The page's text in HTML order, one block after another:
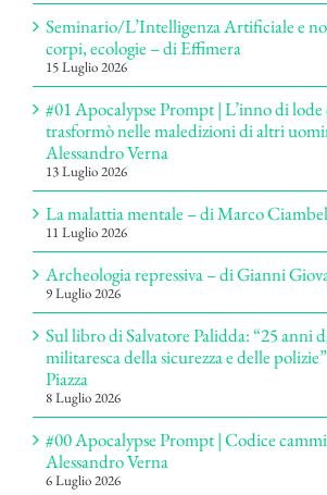
Seminario/L’Intelligenza Artificiale e
corpi, ecologie – di Effimera
15 Luglio 2026
#01 Apocalypse Prompt | L’inno di
trasformò nelle maledizioni di altri
Alessandro Verna
13 Luglio 2026
La malattia mentale – di Marco
11 Luglio 2026
Archeologia repressiva – di Gianni
9 Luglio 2026
Sul libro di Salvatore Palidda: “25 anni
militaresca della sicurezza e delle
Piazza
8 Luglio 2026
#00 Apocalypse Prompt | Codice
Alessandro Verna
6 Luglio 2026